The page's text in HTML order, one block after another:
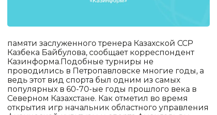
памяти заслуженного тренера Казахской ССР
Казбека Байбулова, сообщает корреспондент
Казинформа.Подобные турниры не
проводились в Петропавловске многие годы, а
ведь этот вид спорта был одним из самых
популярных в 60-70-ые годы прошлого века в
Северном Казахстане. Как отметил во время
открытия игр начальник областного управления